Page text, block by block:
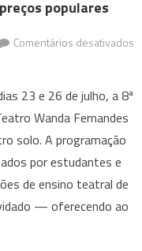
populares
Comentários desativados
23 e 26 de julho, a 8ª
Wanda Fernandes
solo. A programação
por estudantes e
de ensino teatral de
— oferecendo ao